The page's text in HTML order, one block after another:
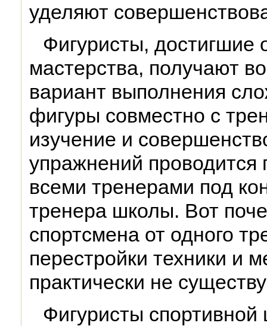
уделяют
Фигуристы, достигшие
мастерства, получают
вариант выполнения
фигуры совместно с
изучение и
упражнений проводится
всеми тренерами под
тренера школы. Вот
спортсмена от одного
перестройки техники и
практически не
Фигуристы